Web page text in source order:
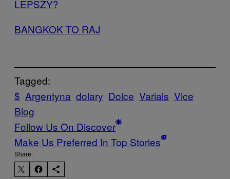
LEPSZY?
BANGKOK TO RAJ
Tagged:
$ Argentyna dolary Dolce Varials Vice
Blog
Follow Us On Discover
Make Us Preferred In Top Stories
Share: